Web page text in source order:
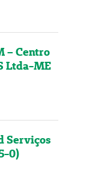
– Centro
Ltda-ME
Serviços
0)